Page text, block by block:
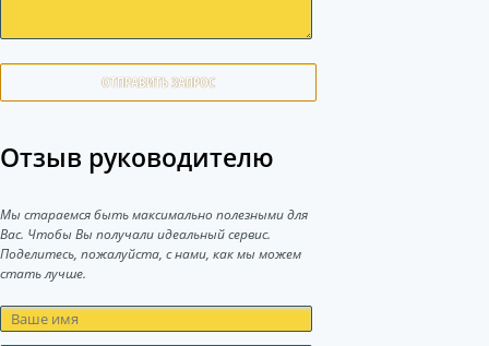
ОТПРАВИТЬ ЗАПРОС
Отзыв руководителю
Мы стараемся быть максимально полезными для
Вас. Чтобы Вы получали идеальный сервис.
Поделитесь, пожалуйста, с нами, как мы можем
стать лучше.